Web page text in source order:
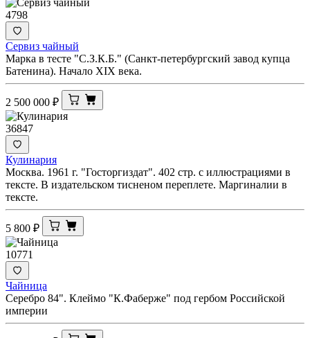
4798
Сервиз чайный
Марка в тесте "С.З.К.Б." (Санкт-петербургский завод купца
Батенина). Начало XIX века.
2 500 000 ₽
36847
Кулинария
Москва. 1961 г. "Госторгиздат". 402 стр. с иллюстрациями в
тексте. В издательском тисненом переплете. Маргиналии в
тексте.
5 800 ₽
10771
Чайница
Серебро 84". Клеймо "К.Фаберже" под гербом Российской
империи